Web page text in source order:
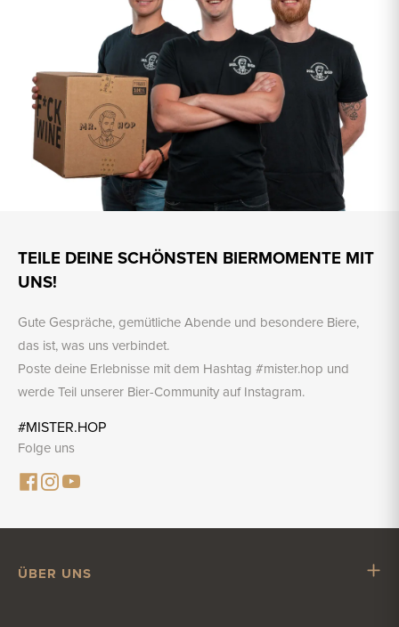
TEILE DEINE SCHÖNSTEN BIERMOMENTE MIT
UNS!
Gute Gespräche, gemütliche Abende und besondere Biere,
das ist, was uns verbindet.
Poste deine Erlebnisse mit dem Hashtag #mister.hop und
werde Teil unserer Bier-Community auf Instagram.
#MISTER.HOP
Folge uns
ÜBER UNS